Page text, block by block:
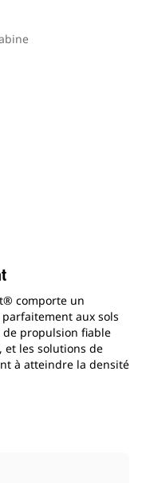
comporte un
aux sols
de propulsion fiable
et les solutions de
à atteindre la densité